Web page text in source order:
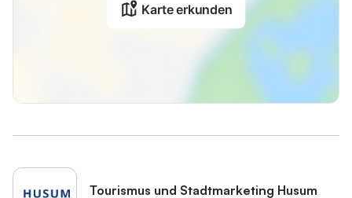
Karte erkunden
Tourismus und Stadtmarketing Husum